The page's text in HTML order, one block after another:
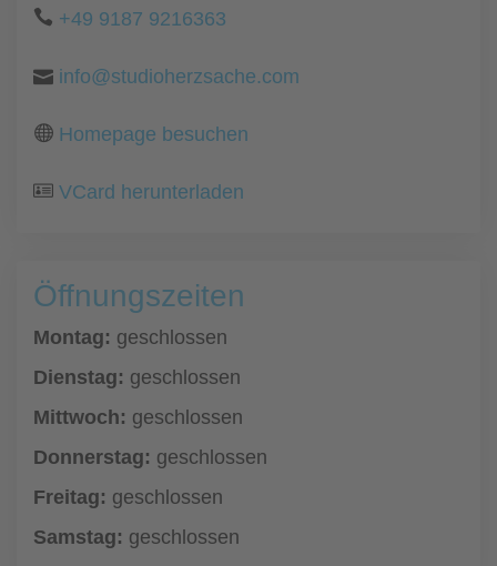
+49 9187 9216363
info@studioherzsache.com
Homepage besuchen
VCard herunterladen
Öffnungszeiten
Montag: geschlossen
Dienstag: geschlossen
Mittwoch: geschlossen
Donnerstag: geschlossen
Freitag: geschlossen
Samstag: geschlossen